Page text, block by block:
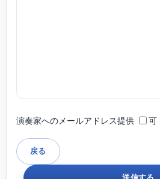
演奏家へのメールアドレス提供 可